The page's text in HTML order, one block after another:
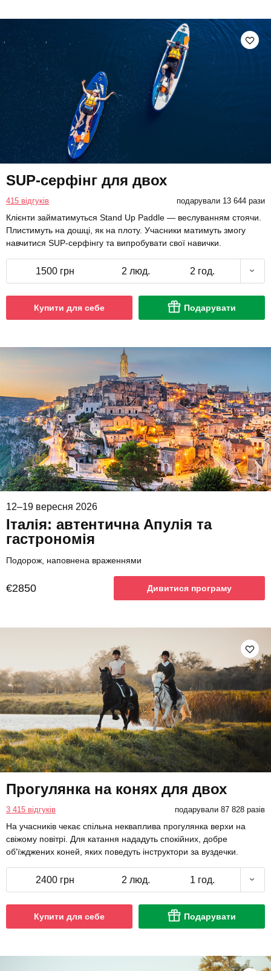
SUP-серфінг для двох
415 відгуків подарували 13 644 рази
Клієнти займатимуться Stand Up Paddle — веслуванням стоячи.
Плистимуть на дошці, як на плоту. Учасники матимуть змогу
навчитися SUP-серфінгу та випробувати свої навички.
1500 грн 2 люд. 2 год.
Купити для себе Подарувати
12–19 вересня 2026
Італія: автентична Апулія та
гастрономія
Подорож, наповнена враженнями
€2850 Дивитися програму
Прогулянка на конях для двох
3 415 відгуків подарували 87 828 разів
На учасників чекає спільна некваплива прогулянка верхи на
свіжому повітрі. Для катання нададуть спокійних, добре
об'їжджених коней, яких поведуть інструктори за вуздечки.
2400 грн 2 люд. 1 год.
Купити для себе Подарувати